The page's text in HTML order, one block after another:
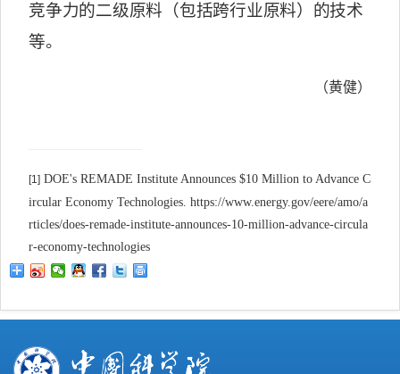
竞争力的二级原料（包括跨行业原料）的技术
等。
（黄健）
[1] DOE's REMADE Institute Announces $10 Million to Advance C
ircular Economy Technologies. https://www.energy.gov/eere/amo/a
rticles/does-remade-institute-announces-10-million-advance-circula
r-economy-technologies